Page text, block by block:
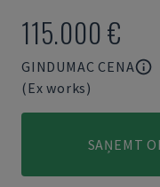
115.000 €
GINDUMAC CENA
(Ex works)
SAŅEMT